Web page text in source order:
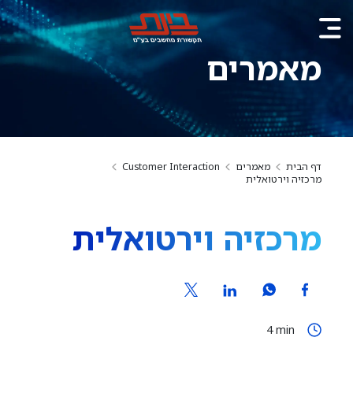
מאמרים
דף הבית מאמרים
Customer Interaction
מרכזיה וירטואלית
מרכזיה וירטואלית
4 min